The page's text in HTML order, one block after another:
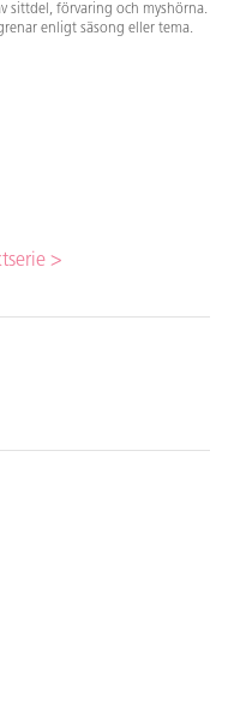
sittdel, förvaring och myshörna.
enligt säsong eller tema.
>